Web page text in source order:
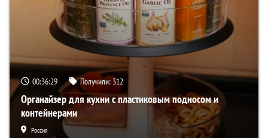
00:36:28 Получили: 312
Органайзер для кухни с пластиковым подносом и
контейнерами
Россия